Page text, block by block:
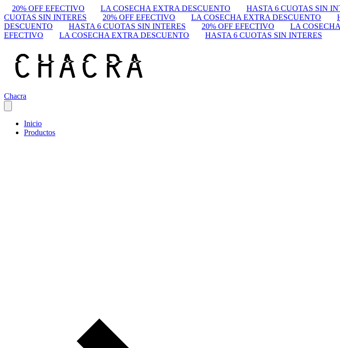
20% OFF EFECTIVO LA COSECHA EXTRA DESCUENTO HASTA 6 CUOTAS SIN
CUOTAS SIN INTERES
20% OFF EFECTIVO LA COSECHA EXTRA DESCUENTO
DESCUENTO
HASTA 6 CUOTAS SIN INTERES 20% OFF EFECTIVO LA
EFECTIVO
LA COSECHA EXTRA DESCUENTO HASTA 6 CUOTAS SIN INTERES
Chacra
Inicio
Productos